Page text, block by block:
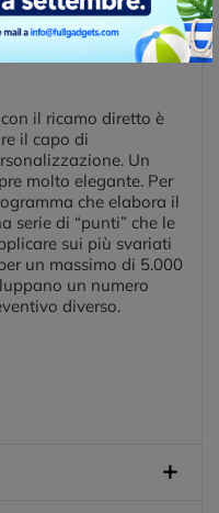
il ricamo diretto è
il capo di
Un
molto elegante. Per
che elabora il
serie di “punti” che le
sui più svariati
un massimo di 5.000
un numero
diverso.